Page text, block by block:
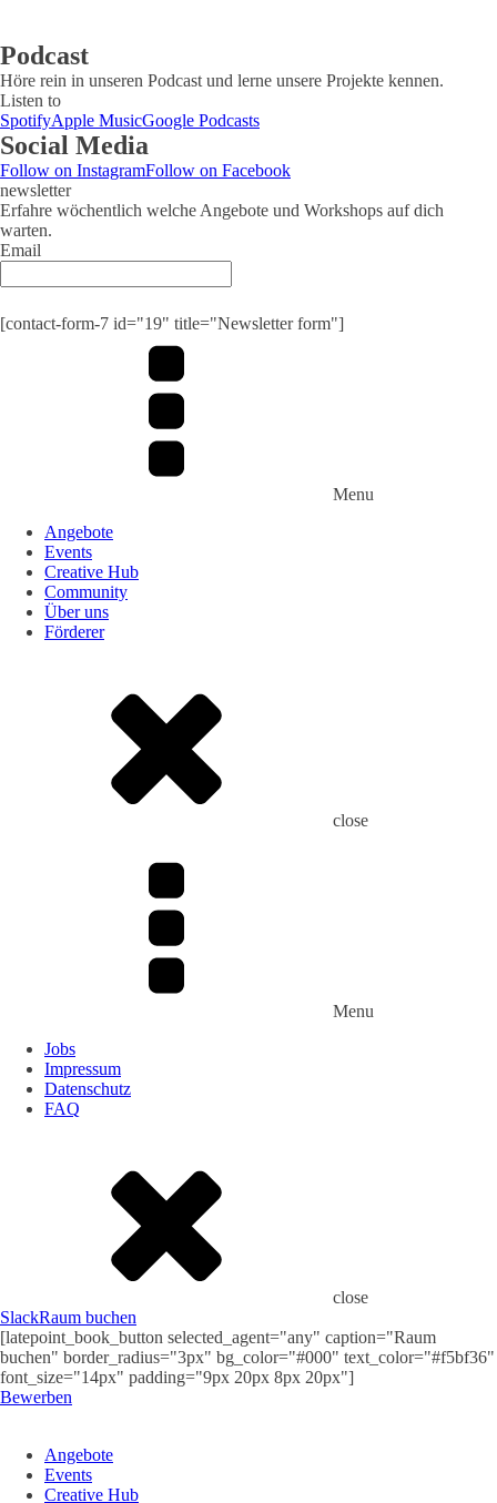
Podcast
Höre rein in unseren Podcast und lerne unsere Projekte kennen.
Listen to
SpotifyApple MusicGoogle Podcasts
Social Media
Follow on InstagramFollow on Facebook
newsletter
Erfahre wöchentlich welche Angebote und Workshops auf dich
warten.
Email
[contact-form-7 id="19" title="Newsletter form"]
Menu
Angebote
Events
Creative Hub
Community
Über uns
Förderer
close
Menu
Jobs
Impressum
Datenschutz
FAQ
close
SlackRaum buchen
[latepoint_book_button selected_agent="any" caption="Raum
buchen" border_radius="3px" bg_color="#000" text_color="#f5bf36"
font_size="14px" padding="9px 20px 8px 20px"]
Bewerben
Angebote
Events
Creative Hub